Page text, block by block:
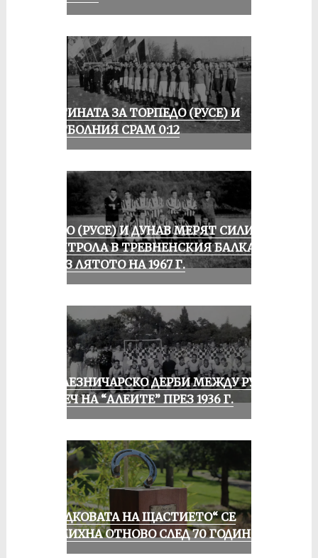
ИСТИНАТА ЗА ТОРПЕДО (РУСЕ) И
ФУТБОЛНИЯ СРАМ 0:12
ЛОКО (РУСЕ) И ДУНАВ МЕРЯТ СИЛИ В
КОНТРОЛА В ТРЕВНЕНСКИЯ БАЛКАН
ПРЕЗ ЛЯТОТО НА 1967 Г.
ЖЕЛЕЗНИЧАРСКО ДЕРБИ МЕЖДУ РУСЕ
И ПЕЧ НА “АЛЕИТЕ” ПРЕЗ 1936 Г.
„ПОДКОВАТА НА ЩАСТИЕТО“ СЕ
УСМИХНА ОТНОВО СЛЕД 70 ГОДИНИ